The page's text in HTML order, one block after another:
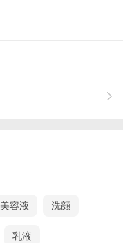
美容液 洗顔
乳液